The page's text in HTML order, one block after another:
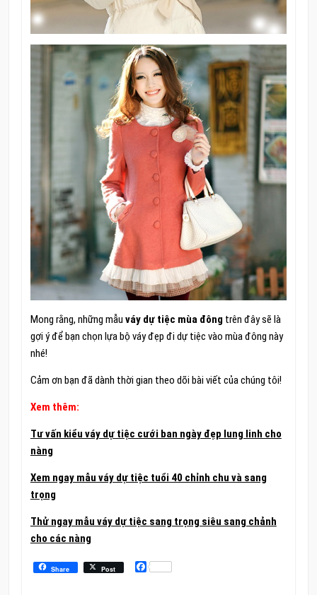
Mong rằng, những mẫu váy dự tiệc mùa đôngtrên đây sẽ là
gợi ý để bạn chọn lựa bộ váy đẹp đi dự tiệc vào mùa đông này
nhé!
Cảm ơn bạn đã dành thời gian theo dõi bài viết của chúng tôi!
Xem thêm:
Tư vấn kiểu váy dự tiệc cưới ban ngày đẹp lung linh cho
nàng
Xem ngay mẫu váy dự tiệc tuổi 40 chỉnh chu và sang
trọng
Thử ngay mẫu váy dự tiệc sang trọng siêu sang chảnh
cho các nàng
Share Post Facebook